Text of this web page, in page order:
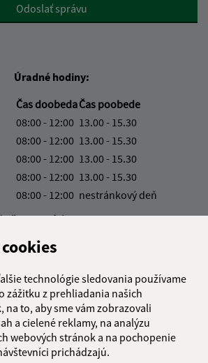
technológie sledovania používame
zážitku z prehliadania našich
na to, aby sme vám zobrazovali
a cielené reklamy, na analýzu
webových stránok a na pochopenie
prichádzajú.
Odoslať správu
Úradné hodiny:
Čas doobedaČas poobede
08:00 - 12:00 13.00 - 15.30
08:00 - 12:00 13.00 - 15.30
08:00 - 12:00 13.00 - 15.30
08:00 - 12:00 13.00 - 15.30
08:00 - 12:00 nestránkový deň
prestávka:12:00 - 13:00
úrad Belá nad Cirochou
Osloboditeľov 535/33
81 Belá nad Cirochou